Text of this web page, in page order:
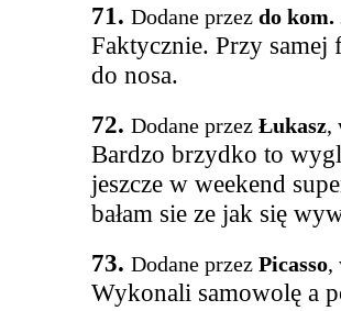
71. Dodane przez do kom.
Faktycznie. Przy samej
do nosa.
72. Dodane przez Łukasz,
Bardzo brzydko to
jeszcze w weekend
bałam sie ze jak się
73. Dodane przez Picasso,
Wykonali samowolę a